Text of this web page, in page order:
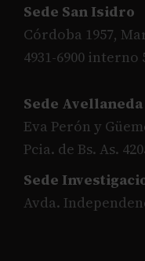
Sede San Isidro
Córdoba 1957,
4931-6900 interno
Sede
Eva Perón y
Pcia. de Bs. As.
Sede
Avda.